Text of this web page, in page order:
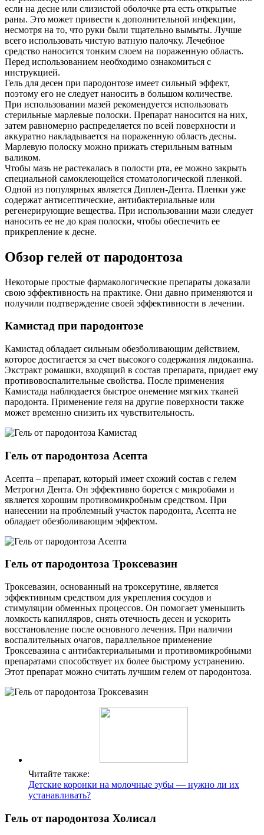
если на десне или слизистой оболочке рта есть открытые
раны. Это может привести к дополнительной инфекции,
несмотря на то, что руки были тщательно вымыты. Лучше
всего использовать чистую ватную палочку. Лечебное
средство наносится тонким слоем на пораженную область.
Перед использованием необходимо ознакомиться с
инструкцией.
Гель для десен при пародонтозе имеет сильный эффект,
поэтому его не следует наносить в большом количестве.
При использовании мазей рекомендуется использовать
стерильные марлевые полоски. Препарат наносится на них,
затем равномерно распределяется по всей поверхности и
аккуратно накладывается на пораженную область десны.
Марлевую полоску можно прижать стерильным ватным
валиком.
Чтобы мазь не растекалась в полости рта, ее можно закрыть
специальной самоклеющейся стоматологической пленкой.
Одной из популярных является Диплен-Дента. Пленки уже
содержат антисептические, антибактериальные или
регенерирующие вещества. При использовании мази следует
наносить ее не до края полоски, чтобы обеспечить ее
прикрепление к десне.
Обзор гелей от пародонтоза
Некоторые простые фармакологические препараты доказали
свою эффективность на практике. Они давно применяются и
получили подтверждение своей эффективности в лечении.
Камистад при пародонтозе
Камистад обладает сильным обезболивающим действием,
которое достигается за счет высокого содержания лидокаина.
Экстракт ромашки, входящий в состав препарата, придает ему
противовоспалительные свойства. После применения
Камистада наблюдается быстрое онемение мягких тканей
пародонта. Применение геля на другие поверхности также
может временно снизить их чувствительность.
Гель от пародонтоза Асепта
Асепта – препарат, который имеет схожий состав с гелем
Метрогил Дента. Он эффективно борется с микробами и
является хорошим противомикробным средством. При
нанесении на проблемный участок пародонта, Асепта не
обладает обезболивающим эффектом.
Гель от пародонтоза Троксевазин
Троксевазин, основанный на троксерутине, является
эффективным средством для укрепления сосудов и
стимуляции обменных процессов. Он помогает уменьшить
ломкость капилляров, снять отечность десен и ускорить
восстановление после основного лечения. При наличии
воспалительных очагов, параллельное применение
Троксевазина с антибактериальными и противомикробными
препаратами способствует их более быстрому устранению.
Этот препарат можно считать лучшим гелем от пародонтоза.
Читайте также:
Детские коронки на молочные зубы ― нужно ли их
устанавливать?
Гель от пародонтоза Холисал